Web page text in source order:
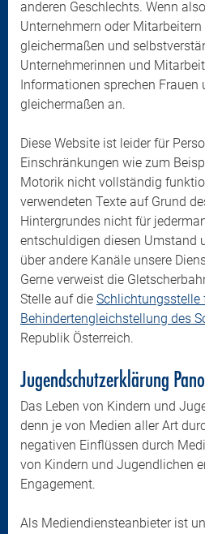
anderen Geschlechts. Wenn
Unternehmern oder
gleichermaßen und
Unternehmerinnen und
Informationen sprechen Frauen
gleichermaßen an.
Diese Website ist leider für
Einschränkungen wie zum
Motorik nicht vollständig
verwendeten Texte auf Grund
Hintergrundes nicht für
entschuldigen diesen Umstand
über andere Kanäle unsere
Gerne verweist die
Stelle auf die Schlichtungsstelle
Behindertengleichstellung des
Republik Österreich.
Jugendschutzerklärung
Das Leben von Kindern und
denn je von Medien aller Art
negativen Einflüssen durch
von Kindern und Jugendlichen
Engagement.
Als Mediendiensteanbieter ist